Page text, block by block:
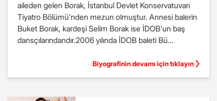
aileden gelen Borak, İstanbul Devlet Konservatuvarı
Tiyatro Bölümü'nden mezun olmuştur. Annesi balerin
Buket Borak, kardeşi Selim Borak ise İDOB'un baş
dansçılarındandır.2006 yılında İDOB baleti Bü...
Biyografinin devamı için tıklayın